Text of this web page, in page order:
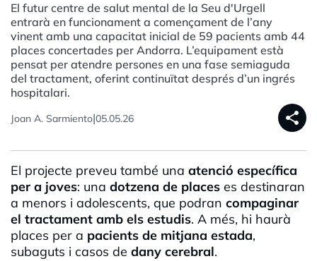
El futur centre de salut mental de la Seu d'Urgell
entrarà en funcionament a començament de l’any
vinent amb una capacitat inicial de 59 pacients amb 44
places concertades per Andorra. L’equipament està
pensat per atendre persones en una fase semiaguda
del tractament, oferint continuïtat després d’un ingrés
hospitalari.
Joan A. Sarmiento|05.05.26 share
El projecte preveu també una atenció específica
per a joves: una dotzena de places es destinaran
a menors i adolescents, que podran compaginar
el tractament amb els estudis. A més, hi haurà
places per a pacients de mitjana estada,
subaguts i casos de dany cerebral.